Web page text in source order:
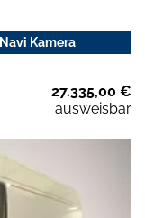
Kamera
27.335,00 €
ausweisbar